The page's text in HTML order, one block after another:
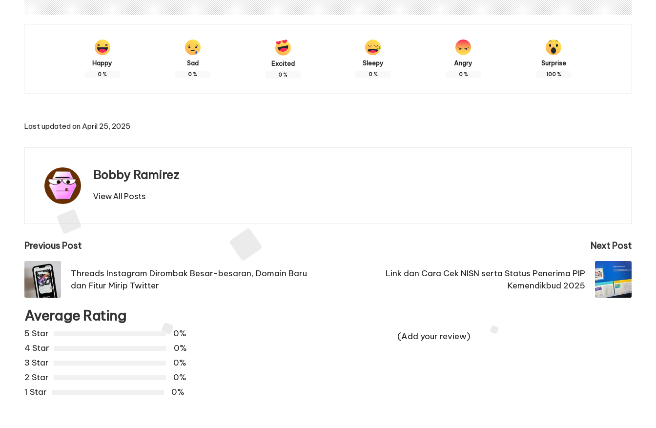
Happy
0 %
Sad
0 %
Excited
0 %
Sleepy
0%
Angry
0%
Surprise
100%
Last updated on April 25, 2025
Bobby Ramirez
View All Posts
Post
navigation
Previous Post
Threads Instagram Dirombak Besar-besaran, Domain Baru
dan Fitur Mirip Twitter
Next Post
Link dan Cara Cek NISN serta Status Penerima PIP
Kemendikbud 2025
Average Rating
5 Star
0%
4 Star
0%
3 Star
0%
2 Star
0%
1 Star
0%
(Add your review)